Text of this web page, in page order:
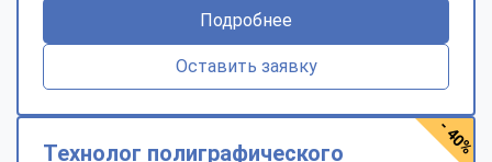
Подробнее
Оставить заявку
Технолог полиграфического
- 40%